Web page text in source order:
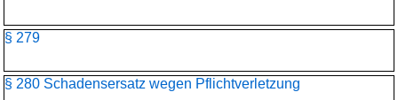
§ 279
§ 280 Schadensersatz wegen Pflichtverletzung